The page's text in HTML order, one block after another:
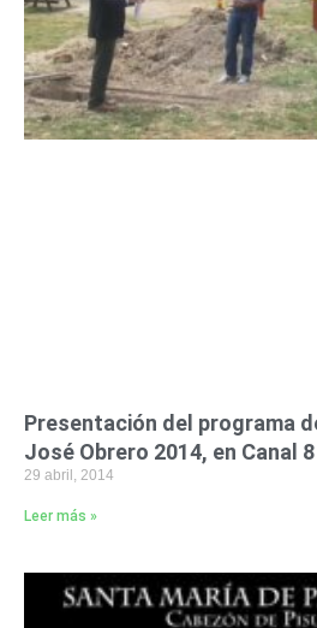
Presentación del programa
José Obrero 2014, en Canal
29 abril, 2014
Leer más »